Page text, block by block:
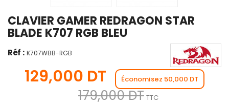
CLAVIER GAMER REDRAGON STAR
BLADE K707 RGB BLEU
Réf : K707WBB-RGB
129,000 DT Économisez 50,000 DT
179,000 DT TTC